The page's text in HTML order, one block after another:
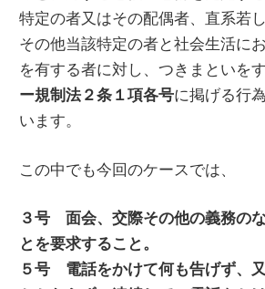
特定の者又はその配偶者、直系若
その他当該特定の者と社会生活に
を有する者に対し、つきまといを
ー規制法２条１項各号に掲げる行
います。
この中でも今回のケースでは、
３号 面会、交際その他の義務の
とを要求すること。
５号 電話をかけて何も告げず、